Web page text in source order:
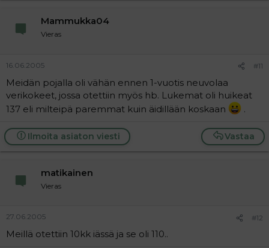
Mammukka04
Vieras
16.06.2005 #11
Meidän pojalla oli vähän ennen 1-vuotis neuvolaa
verikokeet, jossa otettiin myös hb. Lukemat oli huikeat
137 eli milteipä paremmat kuin äidillään koskaan
.
Vastaa
Ilmoita asiaton viesti
matikainen
Vieras
27.06.2005 #12
Meillä otettiin 10kk iässä ja se oli 110..